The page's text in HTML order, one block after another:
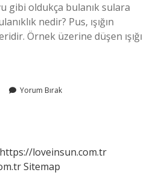
gibi oldukça bulanık sulara
nedir? Pus, ışığın
Örnek üzerine düşen ışığı
Yorum Bırak
https://loveinsun.com.tr
Sitemap